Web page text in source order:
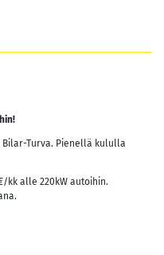
Turva. Pienellä kululla
kk alle 220kW autoihin.